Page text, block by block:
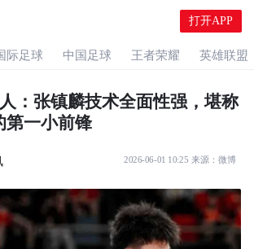
打开APP
际足球 中国足球 王者荣耀 英雄联盟
：张镇麟技术全面性强，堪称
第一小前锋
2026-06-01 10:25 来源： 微博